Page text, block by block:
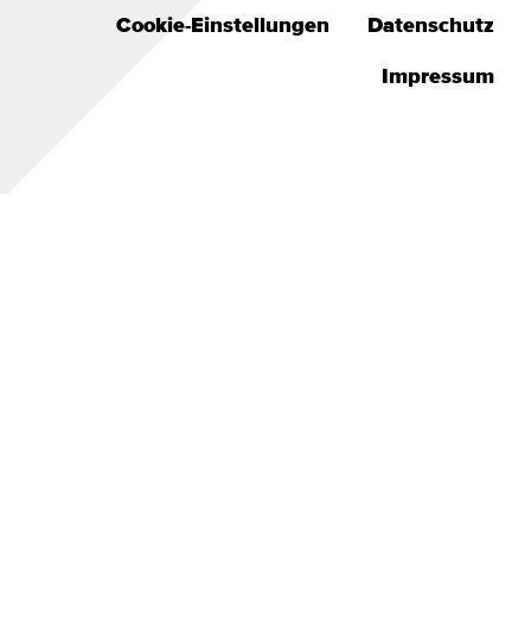
FooterCookie-Einstellungen Datenschutz
Impressum